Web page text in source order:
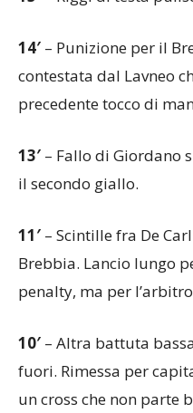
14′ – Punizione per il
contestata dal Lavneo
precedente tocco di
13′ – Fallo di Giordano
il secondo giallo.
11′ – Scintille fra De
Brebbia. Lancio lungo
penalty, ma per
10′ – Altra battuta
fuori. Rimessa per
un cross che non parte